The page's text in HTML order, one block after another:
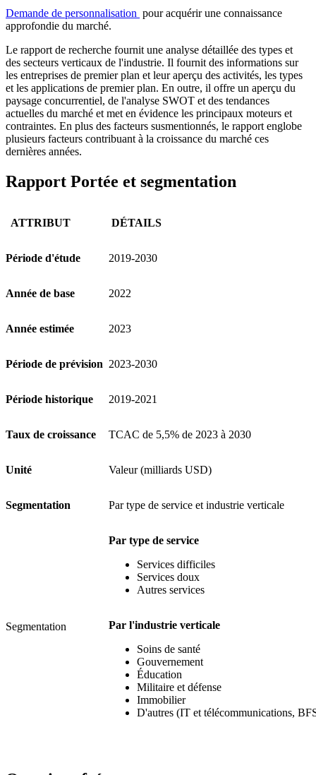
Demande de personnalisation pour acquérir une connaissance
approfondie du marché.
Le rapport de recherche fournit une analyse détaillée des types et
des secteurs verticaux de l'industrie. Il fournit des informations sur
les entreprises de premier plan et leur aperçu des activités, les types
et les applications de premier plan. En outre, il offre un aperçu du
paysage concurrentiel, de l'analyse SWOT et des tendances
actuelles du marché et met en évidence les principaux moteurs et
contraintes. En plus des facteurs susmentionnés, le rapport englobe
plusieurs facteurs contribuant à la croissance du marché ces
dernières années.
Rapport Portée et segmentation
ATTRIBUT DÉTAILS
Période d'étude 2019-2030
Année de base 2022
Année estimée 2023
Période de prévision 2023-2030
Période historique 2019-2021
Taux de croissance TCAC de 5,5% de 2023 à 2030
Unité Valeur (milliards USD)
Segmentation Par type de service et industrie verticale
Segmentation
Par type de service
Services difficiles
Services doux
Autres services
Par l'industrie verticale
Soins de santé
Gouvernement
Éducation
Militaire et défense
Immobilier
D'autres (IT et télécommunications,